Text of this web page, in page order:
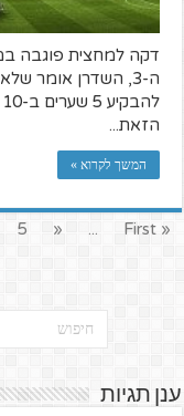
דקה למחצית פוגבה
ה-3, השדרן אומר
הזאת...
המשך לקרוא »
« First
...
«
5
ענן תגיות